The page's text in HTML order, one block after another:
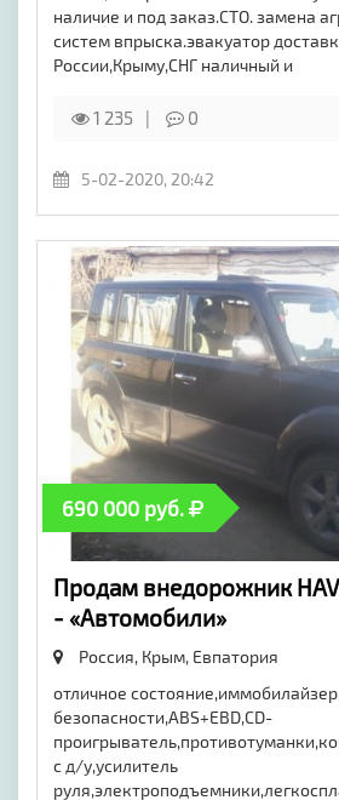
наличие и под заказ.СТО. замена
систем впрыска.эвакуатор
России,Крыму,СНГ наличный и
1 235 0
5-02-2020, 20:42
690 000 руб.
Продам внедорожник
- «Автомобили»
Россия, Крым, Евпатория
отличное
безопасности,ABS+EBD,CD-
с д/у,усилитель